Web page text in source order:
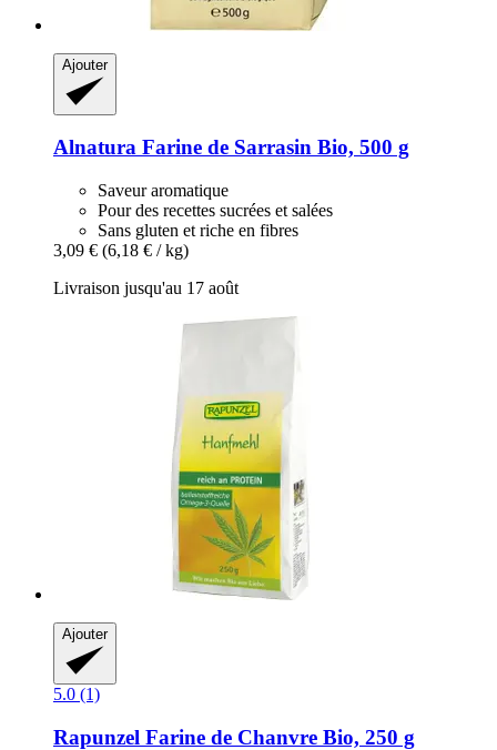
Ajouter
Alnatura Farine de Sarrasin Bio, 500 g
Saveur aromatique
Pour des recettes sucrées et salées
Sans gluten et riche en fibres
3,09 € (6,18 € / kg)
Livraison jusqu'au 17 août
Ajouter
5.0 (1)
Rapunzel Farine de Chanvre Bio, 250 g